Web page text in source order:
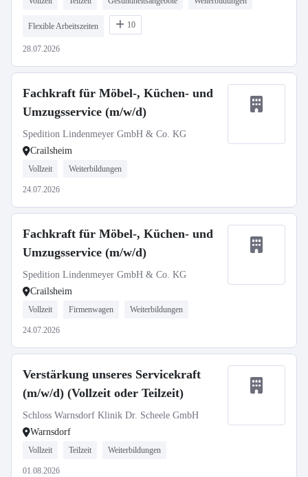
Flexible Arbeitszeiten 10
28.07.2026
Fachkraft für Möbel-, Küchen- und
Umzugsservice (m/w/d)
Spedition Lindenmeyer GmbH & Co. KG
Crailsheim
Vollzeit Weiterbildungen
24.07.2026
Fachkraft für Möbel-, Küchen- und
Umzugsservice (m/w/d)
Spedition Lindenmeyer GmbH & Co. KG
Crailsheim
Vollzeit Firmenwagen Weiterbildungen
24.07.2026
Verstärkung unseres Servicekraft
(m/w/d) (Vollzeit oder Teilzeit)
Schloss Warnsdorf Klinik Dr. Scheele GmbH
Warnsdorf
Vollzeit Teilzeit Weiterbildungen
01.08.2026